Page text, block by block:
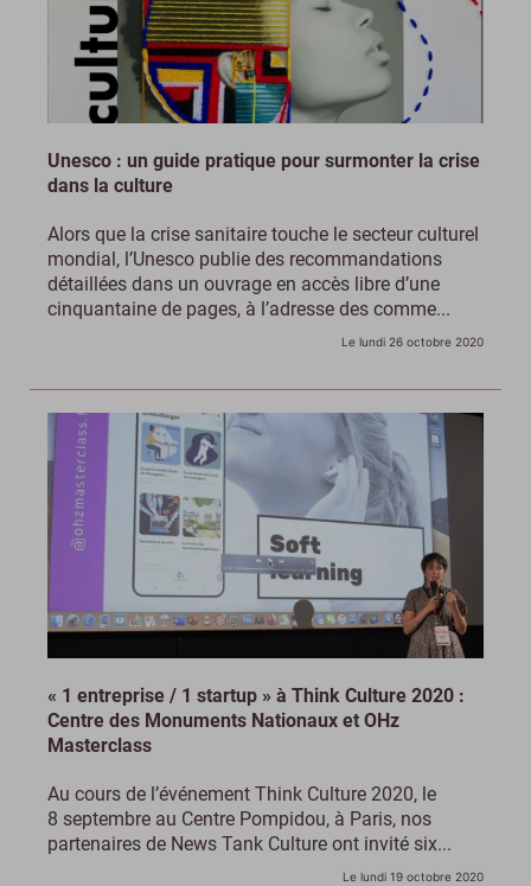
Unesco : un guide pratique pour surmonter la crise
dans la culture
Alors que la crise sanitaire touche le secteur culturel
mondial, l’Unesco publie des recommandations
détaillées dans un ouvrage en accès libre d’une
cinquantaine de pages, à l’adresse des comme...
Le lundi 26 octobre 2020
« 1 entreprise / 1 startup » à Think Culture 2020 :
Centre des Monuments Nationaux et OHz
Masterclass
Au cours de l’événement Think Culture 2020, le
8 septembre au Centre Pompidou, à Paris, nos
partenaires de News Tank Culture ont invité six...
Le lundi 19 octobre 2020